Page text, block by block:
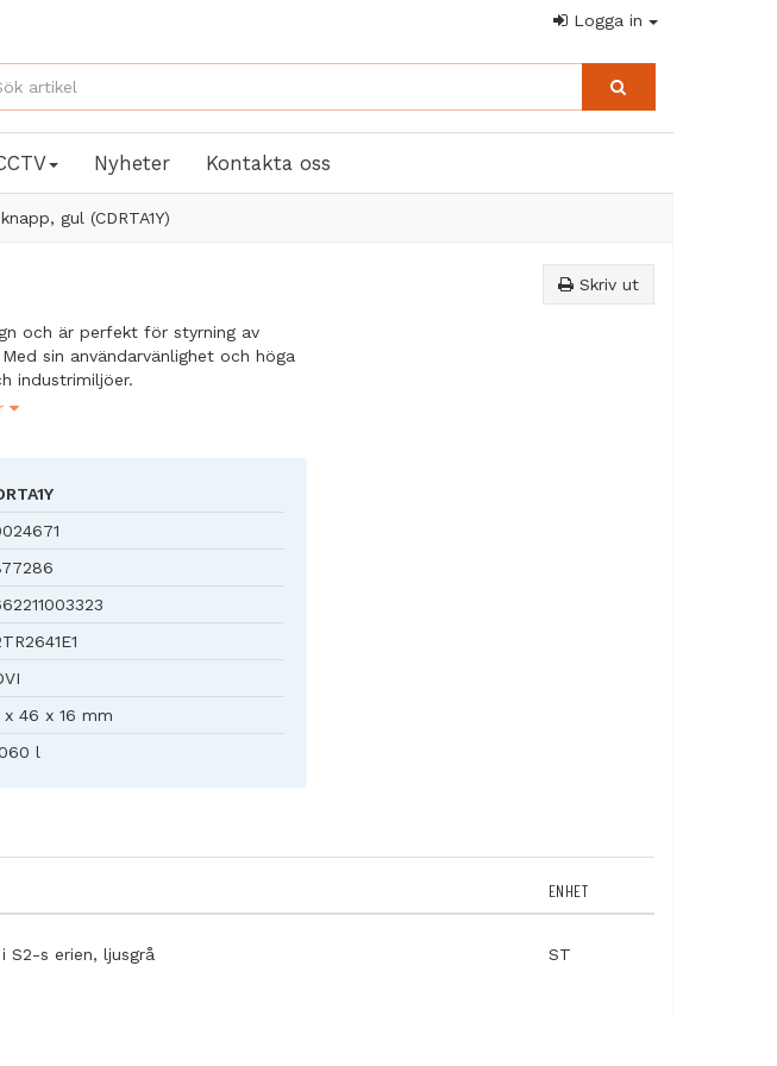
Logga in
Nyheter Kontakta oss
gul (CDRTA1Y)
Skriv ut
och är perfekt för styrning av
sin användarvänlighet och höga
industrimiljöer.
KeeLoq® Hopping Code.
och industrimiljöer.
alltid har sin plats.
x 46 x 16 mm
l
ENHET
S2-s erien, ljusgrå ST